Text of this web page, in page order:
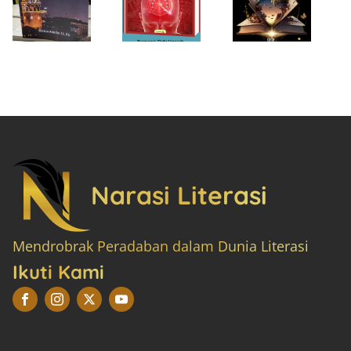
Narasi Literasi
Mendrobrak Peradaban dalam Dunia Literasi
Ikuti Kami